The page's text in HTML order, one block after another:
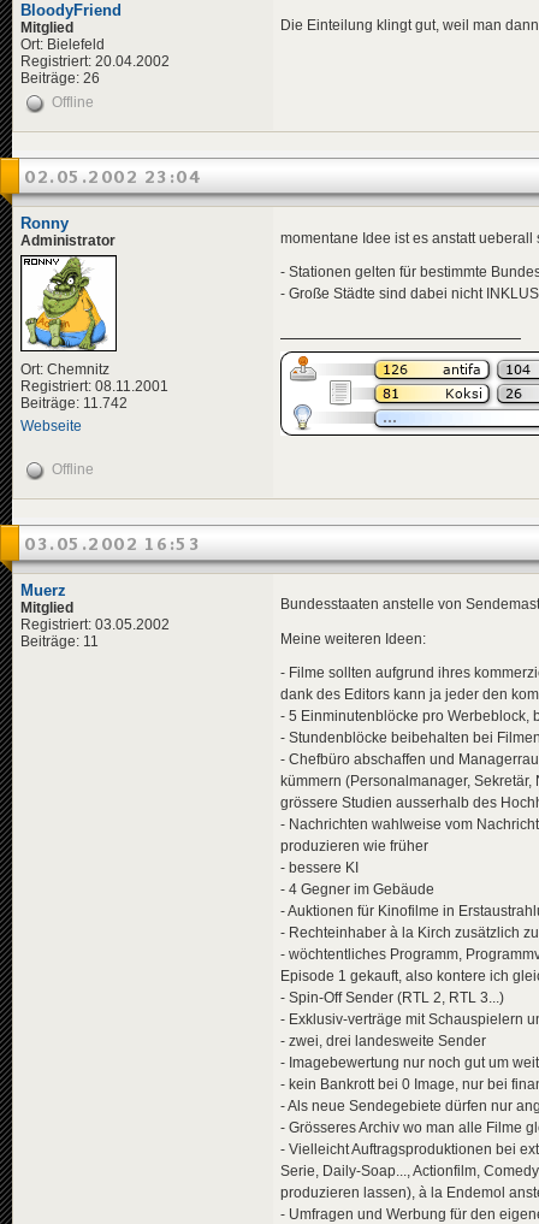
BloodyFriend
Mitglied
Ort: Bielefeld
Registriert: 20.04.2002
Beiträge: 26
Die Einteilung klingt gut, weil man
Offline
02.05.2002 23:04
Ronny
Administrator
Ort: Chemnitz
Registriert: 08.11.2001
Beiträge: 11.742
Webseite
momentane Idee ist es anstatt
- Stationen gelten für bestimmte
- Große Städte sind dabei nicht
Offline
03.05.2002 16:53
Muerz
Mitglied
Registriert: 03.05.2002
Beiträge: 11
Bundesstaaten anstelle von
Meine weiteren Ideen:
- Filme sollten aufgrund ihres
dank des Editors kann ja jeder den
- 5 Einminutenblöcke pro Werbeblock,
- Stundenblöcke beibehalten bei
- Chefbüro abschaffen und
kümmern (Personalmanager,
grössere Studien ausserhalb des
- Nachrichten wahlweise vom
produzieren wie früher
- bessere KI
- 4 Gegner im Gebäude
- Auktionen für Kinofilme in
- Rechteinhaber à la Kirch zusätzlich
- wöchtentliches Programm,
Episode 1 gekauft, also kontere ich
- Spin-Off Sender (RTL 2, RTL 3...)
- Exklusiv-verträge mit Schauspielern
- zwei, drei landesweite Sender
- Imagebewertung nur noch gut um
- kein Bankrott bei 0 Image, nur bei
- Als neue Sendegebiete dürfen nur
- Grösseres Archiv wo man alle Filme
- Vielleicht Auftragsproduktionen bei
Serie, Daily-Soap..., Actionfilm,
produzieren lassen), à la Endemol
- Umfragen und Werbung für den